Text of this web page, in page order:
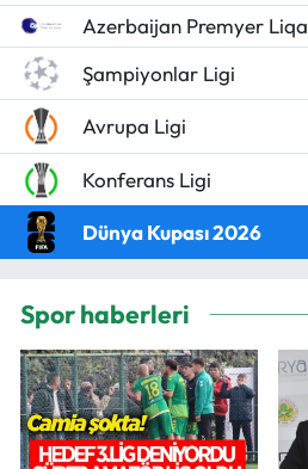
Azerbaijan Premyer Liqa
Şampiyonlar Ligi
Avrupa Ligi
Konferans Ligi
Dünya Kupası 2026
Spor haberleri